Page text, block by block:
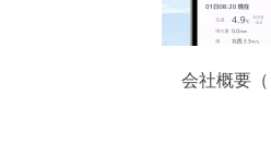
会社概要（